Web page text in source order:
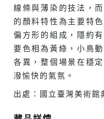
線條與薄染的技法，
的顏料特性為主要特
偏方形的組成，隱約
要色相為黃綠，小鳥
各異，整個場景在穩
潑愉快的氣氛。
出處：國立臺灣美術館